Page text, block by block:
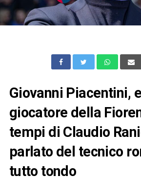
Giovanni Piacentini,
giocatore della
tempi di Claudio
parlato del tecnico
tutto tondo